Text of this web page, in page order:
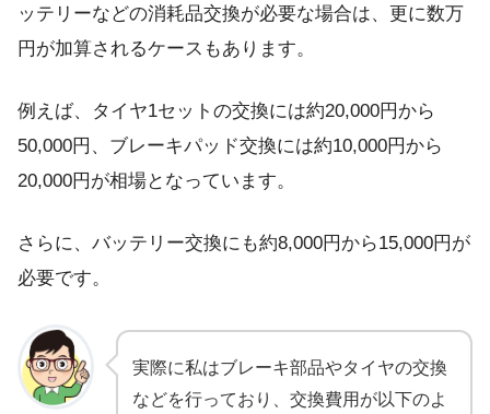
ッテリーなどの消耗品交換が必要な場合は、更に数万
円が加算されるケースもあります。
例えば、タイヤ1セットの交換には約20,000円から
50,000円、ブレーキパッド交換には約10,000円から
20,000円が相場となっています。
さらに、バッテリー交換にも約8,000円から15,000円が
必要です。
実際に私はブレーキ部品やタイヤの交換
などを行っており、交換費用が以下のよ